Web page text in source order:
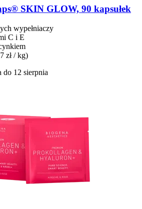
SKIN GLOW, 90 kapsułek
wypełniaczy
C i E
zł / kg)
do 12 sierpnia